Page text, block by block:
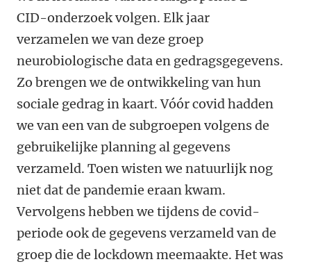
CID-onderzoek volgen. Elk jaar
verzamelen we van deze groep
neurobiologische data en gedragsgegevens.
Zo brengen we de ontwikkeling van hun
sociale gedrag in kaart. Vóór covid hadden
we van een van de subgroepen volgens de
gebruikelijke planning al gegevens
verzameld. Toen wisten we natuurlijk nog
niet dat de pandemie eraan kwam.
Vervolgens hebben we tijdens de covid-
periode ook de gegevens verzameld van de
groep die de lockdown meemaakte. Het was